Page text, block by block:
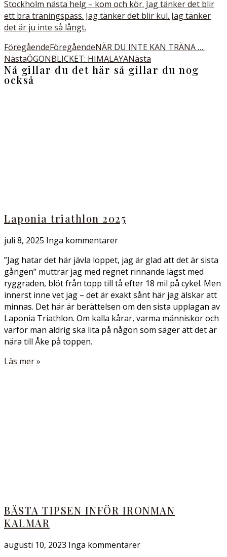
Stockholm nästa helg – kom och kör. Jag tänker det blir
ett bra träningspass. Jag tänker det blir kul. Jag tänker
det är ju inte så långt.
FöregåendeFöregåendeNÄR DU INTE KAN TRÄNA …
NästaÖGONBLICKET: HIMALAYANästa
Nå gillar du det här så gillar du nog
också
Laponia triathlon 2025
juli 8, 2025 Inga kommentarer
”Jag hatar det här jävla loppet, jag är glad att det är sista
gången” muttrar jag med regnet rinnande lägst med
ryggraden, blöt från topp till tå efter 18 mil på cykel. Men
innerst inne vet jag – det är exakt sånt här jag älskar att
minnas. Det här är berättelsen om den sista upplagan av
Laponia Triathlon. Om kalla kårar, varma människor och
varför man aldrig ska lita på någon som säger att det är
nära till Åke på toppen.
Läs mer »
BÄSTA TIPSEN INFÖR IRONMAN
KALMAR
augusti 10, 2023 Inga kommentarer